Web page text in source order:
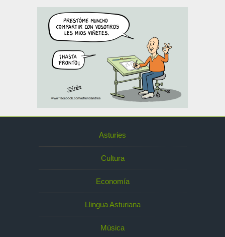
Asturies
Cultura
Economía
Llingua Asturiana
Música